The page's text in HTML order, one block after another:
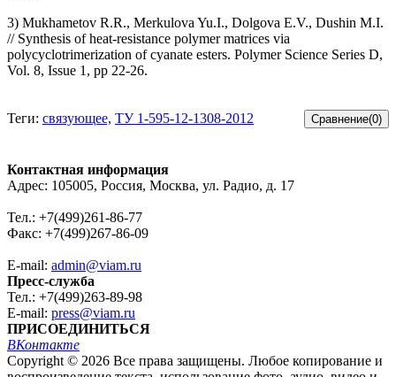
3) Mukhametov R.R., Merkulova Yu.I., Dolgova E.V., Dushin M.I.
// Synthesis of heat-resistance polymer matrices via
polycyclotrimerization of cyanate esters. Polymer Science Series D,
Vol. 8, Issue 1, pp 22-26.
Теги: связующее, ТУ 1-595-12-1308-2012
Контактная информация
Адрес: 105005, Россия, Москва, ул. Радио, д. 17
Тел.: +7(499)261-86-77
Факс: +7(499)267-86-09
E-mail: admin@viam.ru
Пресс-служба
Тел.: +7(499)263-89-98
E-mail: press@viam.ru
ПРИСОЕДИНИТЬСЯ
ВКонтакте
Copyright © 2026 Все права защищены. Любое копирование и